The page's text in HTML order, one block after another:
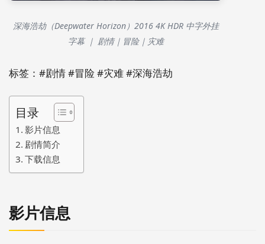
深海浩劫（Deepwater Horizon）2016 4K HDR 中字外挂
字幕 ｜ 剧情｜冒险｜灾难
标签：#剧情 #冒险 #灾难 #深海浩劫
目录
影片信息
剧情简介
下载信息
影片信息